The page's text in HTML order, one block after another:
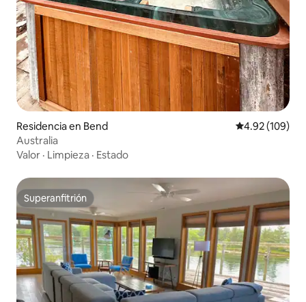
Residencia en Bend Calificación
4.92 (109)
Australia
Valor · Limpieza · Estado
Superanfitrión
Superanfitrión